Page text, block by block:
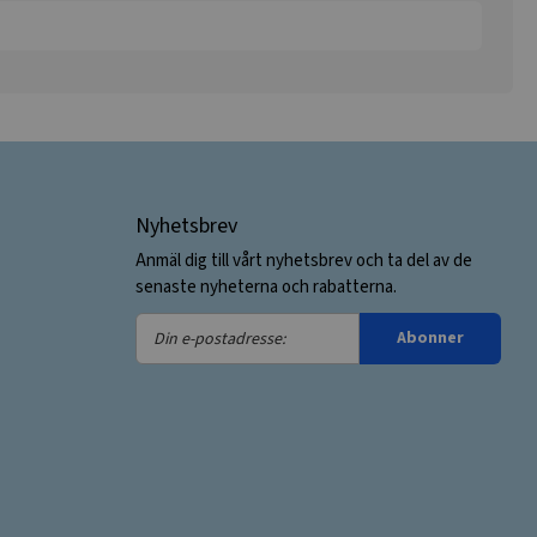
Nyhetsbrev
Anmäl dig till vårt nyhetsbrev och ta del av de
senaste nyheterna och rabatterna.
Din
e-
Abonner